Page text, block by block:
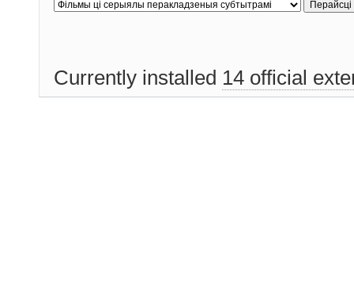
Currently installed 14 official